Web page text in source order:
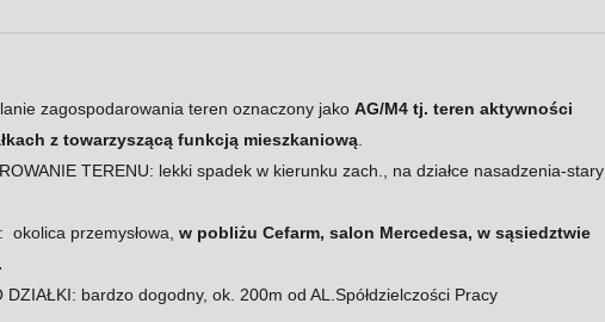
zagospodarowania teren oznaczony jako AG/M4 tj. teren aktywności
z towarzyszącą funkcją mieszkaniową
TERENU: lekki spadek w kierunku zach., na działce nasadzenia-stary
okolica przemysłowa, w pobliżu Cefarm, salon Mercedesa, w sąsiedztwie
bardzo dogodny, ok. 200m od AL.Spółdzielczości Pracy